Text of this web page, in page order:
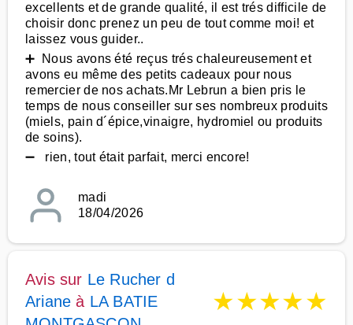
excellents et de grande qualité, il est trés difficile de
choisir donc prenez un peu de tout comme moi! et
laissez vous guider..
➕ Nous avons été reçus trés chaleureusement et
avons eu même des petits cadeaux pour nous
remercier de nos achats.Mr Lebrun a bien pris le
temps de nous conseiller sur ses nombreux produits
(miels, pain d´épice,vinaigre, hydromiel ou produits
de soins).
➖ rien, tout était parfait, merci encore!
madi
18/04/2026
Avis sur Le Rucher d
Ariane à LA BATIE
★★★★★